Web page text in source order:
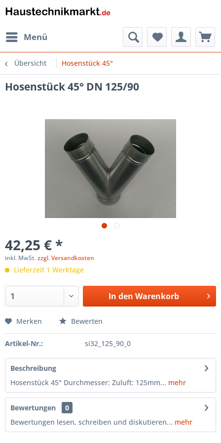
Menü
Übersicht Hosenstück 45°
Hosenstück 45° DN 125/90
42,25 € *
inkl. MwSt.zzgl. Versandkosten
Lieferzeit 1 Werktage
In den Warenkorb
Merken Bewerten
Artikel-Nr.: si32_125_90_0
Beschreibung
Hosenstück 45° Durchmesser: Zuluft: 125mm... mehr
Bewertungen
0
Bewertungen lesen, schreiben und diskutieren... mehr